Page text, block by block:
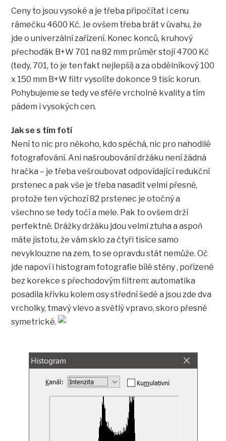
Ceny to jsou vysoké a je třeba připočítat i cenu
rámečku 4600 Kč. Je ovšem třeba brát v úvahu, že
jde o univerzální zařízení. Konec konců, kruhový
přechoďák B+W 701 na 82 mm průměr stojí 4700 Kč
(tedy, 701, to je ten fakt nejlepší) a za obdélníkový 100
x 150 mm B+W filtr vysolíte dokonce 9 tisíc korun.
Pohybujeme se tedy ve sféře vrcholné kvality a tím
pádem i vysokých cen.
Jak se s tím fotí
Není to nic pro někoho, kdo spěchá, nic pro nahodilé
fotografování. Ani našroubování držáku není žádná
hračka – je třeba vešroubovat odpovídající redukční
prstenec a pak vše je třeba nasadit velmi přesně,
protože ten výchozí 82 prstenec je otočný a
všechno se tedy točí a mele. Pak to ovšem drží
perfektně. Drážky držáku jdou velmi ztuha a aspoň
máte jistotu, že vám sklo za čtyři tisíce samo
nevyklouzne na zem, to se opravdu stát nemůže. Oč
jde napoví i histogram fotografie bílé stěny , pořízené
bez korekce s přechodovým filtrem: automatika
posadila křivku kolem osy střední šedé a jsou zde dva
vrcholky, tmavý vlevo a světlý vpravo, skoro přesně
symetrické.